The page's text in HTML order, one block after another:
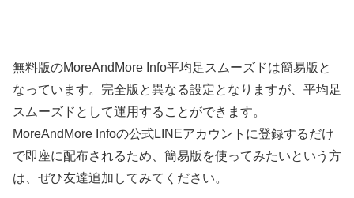
無料版のMoreAndMore Info平均足スムーズドは簡易版と
なっています。完全版と異なる設定となりますが、平均足
スムーズドとして運用することができます。
MoreAndMore Infoの公式LINEアカウントに登録するだけ
で即座に配布されるため、簡易版を使ってみたいという方
は、ぜひ友達追加してみてください。